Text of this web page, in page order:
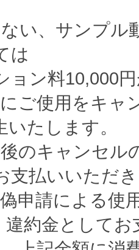
い、サンプル
は
ョン料10,000
ご使用をキャ
たします。
のキャンセル
支払いいただ
申請による使
違約金として